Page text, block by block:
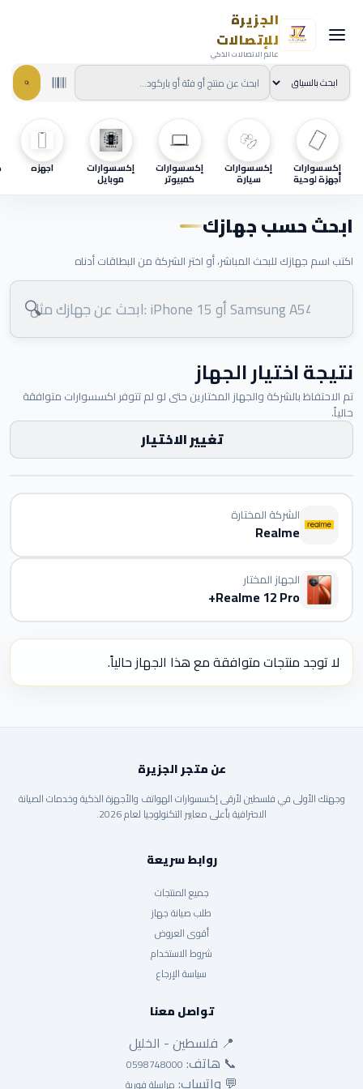
الجزيرة
للإتصالات
عالم الاتصالات الذكي
إكسسوارات
أجهزة لوحية
إكسسوارات
سيارة
إكسسوارات
كمبيوتر
إكسسوارات
موبايل
اجهزه
ابحث حسب جهازك
اكتب اسم جهازك للبحث المباشر، أو اختر الشركة من البطاقات أدناه
🔍
نتيجة اختيار الجهاز
تم الاحتفاظ بالشركة والجهاز المختارين حتى لو لم تتوفر اكسسوارات متوافقة
حالياً.
تغيير الاختيار
الشركة المختارة
Realme
الجهاز المختار
Realme 12 Pro+
لا توجد منتجات متوافقة مع هذا الجهاز حالياً.
عن متجر الجزيرة
وجهتك الأولى في فلسطين لأرقى إكسسوارات الهواتف والأجهزة الذكية وخدمات الصيانة
الاحترافية بأعلى معايير التكنولوجيا لعام 2026.
روابط سريعة
جميع المنتجات
طلب صيانة جهاز
أقوى العروض
شروط الاستخدام
سياسة الإرجاع
تواصل معنا
📍 فلسطين - الخليل
📞 هاتف: 0598748000
💬 واتساب: مراسلة فورية